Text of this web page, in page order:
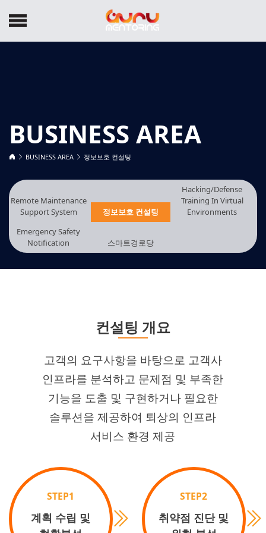
BUSINESS AREA
BUSINESS AREA 정보보호 컨설팅
Remote Maintenance
Support System
정보보호 컨설팅
Hacking/Defense
Training In Virtual
Environments
Emergency Safety
Notification
스마트경로당
컨설팅 개요
고객의 요구사항을 바탕으로 고객사
인프라를 분석하고 문제점 및 부족한
기능을 도출 및 구현하거나 필요한
솔루션을 제공하여 퇴상의 인프라
서비스 환경 제공
STEP1
계획 수립 및
STEP2
취약점 진단 및